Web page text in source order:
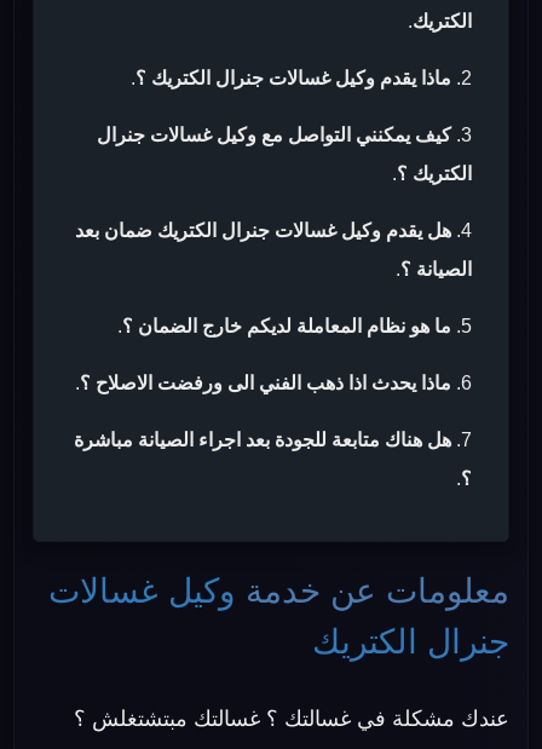
الكتريك.
ماذا يقدم وكيل غسالات جنرال الكتريك ؟.
كيف يمكنني التواصل مع وكيل غسالات جنرال
الكتريك ؟.
هل يقدم وكيل غسالات جنرال الكتريك ضمان بعد
الصيانة ؟.
ما هو نظام المعاملة لديكم خارج الضمان ؟.
ماذا يحدث اذا ذهب الفني الى ورفضت الاصلاح ؟.
هل هناك متابعة للجودة بعد اجراء الصيانة مباشرة
؟.
معلومات عن خدمة وكيل غسالات
جنرال الكتريك
عندك مشكلة في غسالتك ؟ غسالتك مبتشتغلش ؟